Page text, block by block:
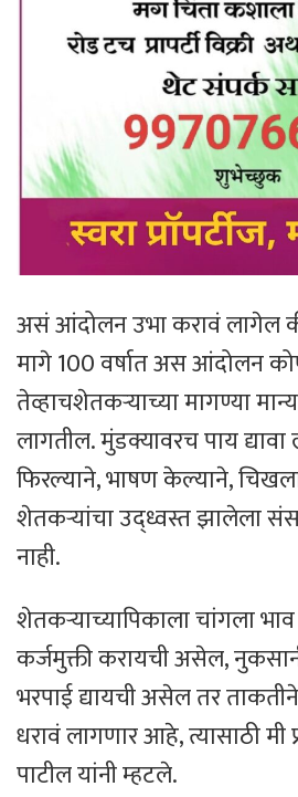
असं आंदोलन उभा करावं लागेल
मागे 100 वर्षात अस आंदोलन
तेव्हाचशेतकऱ्याच्या मागण्या
लागतील. मुंडक्यावरच पाय
फिरल्याने, भाषण केल्याने,
शेतकऱ्यांचा उद्ध्वस्त झालेला
नाही.
शेतकऱ्याच्यापिकाला चांगला
कर्जमुक्ती करायची असेल,
भरपाई द्यायची असेल तर
धरावं लागणार आहे, त्यासाठी मी
पाटील यांनी म्हटले.